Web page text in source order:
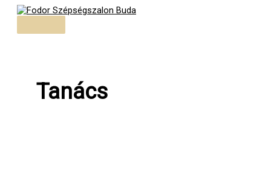
Skip
content Menu
Tanács